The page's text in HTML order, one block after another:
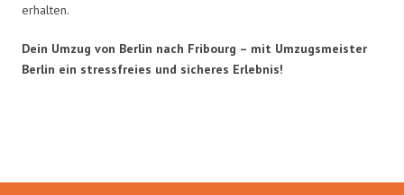
erhalten.
Dein Umzug von Berlin nach Fribourg – mit Umzugsmeister
Berlin ein stressfreies und sicheres Erlebnis!